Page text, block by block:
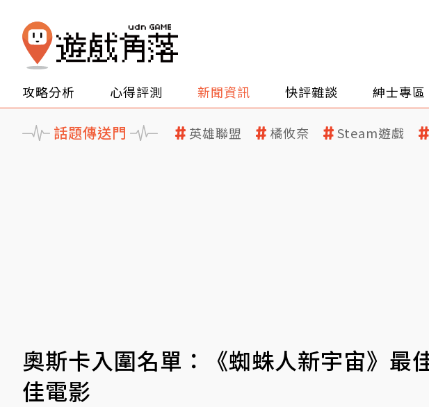
攻略分析 心得評測 新聞資訊 快評雜談 紳士專區
話題傳送門 英雄聯盟 橘攸奈 Steam遊戲
奧斯卡入圍名單：《蜘蛛人新宇宙》最
佳電影